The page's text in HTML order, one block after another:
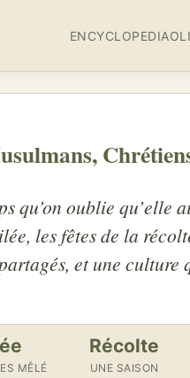
ENCYCLOPEDIA
qu’on oublie qu’elle
les fêtes de la
et une culture
MÊLÉ
Récolte
UNE SAISON